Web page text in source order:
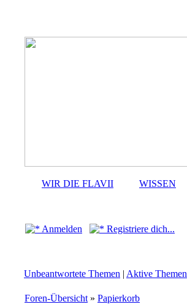
WIR DIE FLAVII WISSEN
Anmelden Registriere dich...
Unbeantwortete Themen | Aktive Themen
Foren-Übersicht » Papierkorb